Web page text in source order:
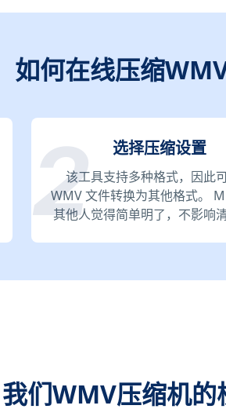
如何在线压缩
选择压缩设置
该工具支持多种格式，因此
WMV 文件转换为其他格式。
其他人觉得简单明了，不影响清
我们WMV压缩机的